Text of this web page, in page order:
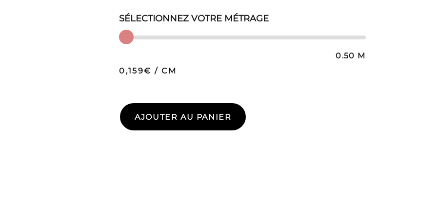
SÉLECTIONNEZ VOTRE MÉTRAGE
quantité
de
Plumetis
0.50 M
0,159€ / CM
AJOUTER AU PANIER